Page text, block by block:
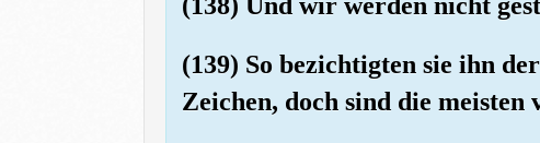
(139) So bezichtigten sie ihn
Zeichen, doch sind die